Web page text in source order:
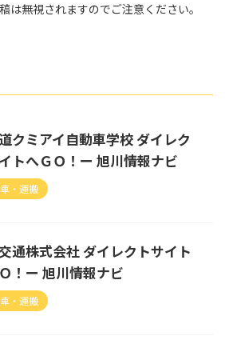
は無視されますのでご注意ください。
クミアイ自動車学校 ダイレク
トへＧＯ！ー 旭川情報ナビ
・運搬
通株式会社 ダイレクトサイト
！ー 旭川情報ナビ
・運搬